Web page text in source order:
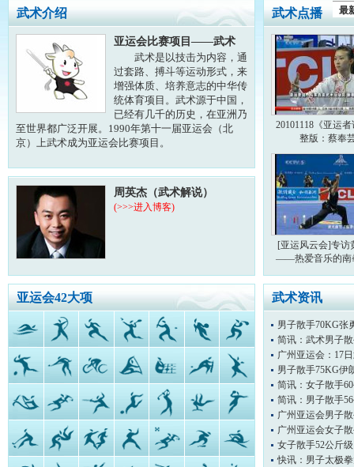
武术介绍
亚运会比赛项目——武术
武术是以技击为内容，通
过套路、搏斗等运动形式，来
增强体质、培养意志的中华传
统体育项目。武术源于中国，
已经有几千的历史，在亚洲乃
至世界都广泛开展。1990年第十一届亚运会（北
京）上武术成为亚运会比赛项目。
周英杰（武术解说）
(>>>进入博客)
亚运会42大项
武术点播 最
20101118《亚运
整版：蔡奉
[亚运风云会]专访
——热爱音乐的南
武术资讯
男子散手70KG张
简讯：武术男子
广州亚运会：17
男子散手75KG伊
简讯：女子散手
简讯：男子散手
广州亚运会男子
广州亚运会女子
女子散手52公斤
快讯：男子太极